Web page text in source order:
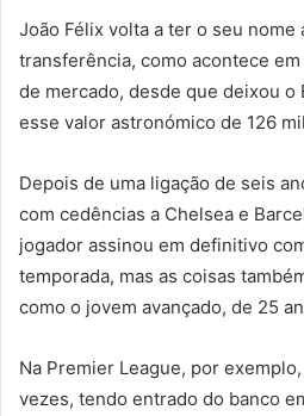
João Félix volta a ter o seu nome
transferência, como acontece
de mercado, desde que deixou o
esse valor astronómico de 126
Depois de uma ligação de seis
com cedências a Chelsea e
jogador assinou em definitivo
temporada, mas as coisas
como o jovem avançado, de 25
Na Premier League, por
vezes, tendo entrado do banco